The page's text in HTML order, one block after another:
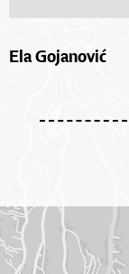
Ela Gojanović